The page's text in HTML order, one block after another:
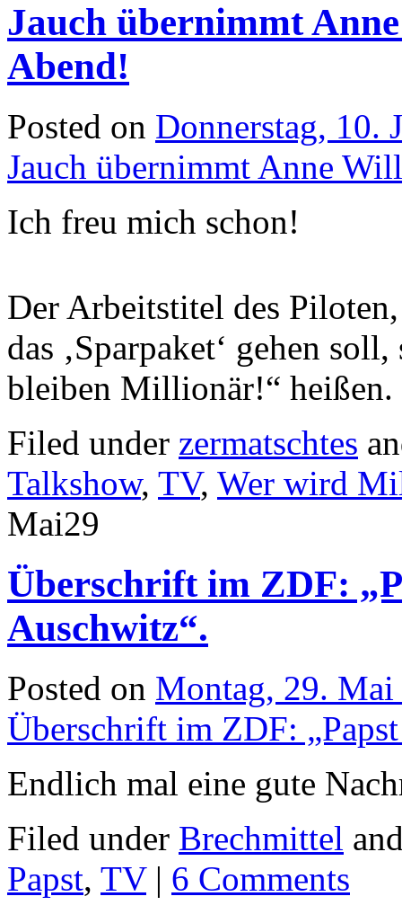
Jauch übernimmt
Abend!
Posted on Donnerstag, 10.
Jauch übernimmt Anne
Ich freu mich schon!
Der Arbeitstitel des
das ‚Sparpaket‘ gehen
bleiben Millionär!“ heißen.
Filed under zermatschtes
Talkshow, TV, Wer wird
Mai29
Überschrift im ZDF:
Auschwitz“.
Posted on Montag, 29. Mai
Überschrift im ZDF:
Endlich mal eine gute
Filed under Brechmittel
Papst, TV | 6 Comments